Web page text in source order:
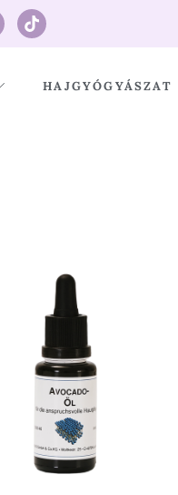
HAJGYÓGYÁSZAT